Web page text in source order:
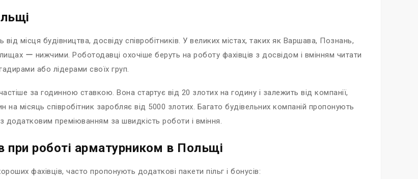
місця будівництва, досвіду співробітників. У великих містах, таких як Варшава, Познань,
ー нижчими. Роботодавці охочіше беруть на роботу фахівців з досвідом і вмінням читати
або лідерами своїх груп.
за годинною ставкою. Вона стартує від 20 злотих на годину і залежить від компанії,
місяць співробітник заробляє від 5000 злотих. Багато будівельних компаній пропонують
додатковим преміюванням за швидкість роботи і вміння.
при роботі арматурником в Польщі
фахівців, часто пропонують додаткові пакети пільг і бонусів: